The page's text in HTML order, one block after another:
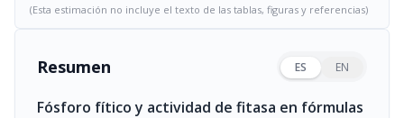
(Esta estimación no incluye el texto de las tablas, figuras y referencias)
Resumen ES EN
Fósforo fítico y actividad de fitasa en fórmulas